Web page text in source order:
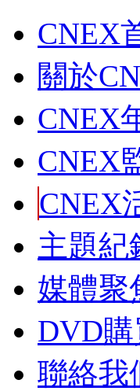
CNEX
關於
CNEX
CNEX
CNEX
主題紀
媒體聚
DVD購
聯絡我